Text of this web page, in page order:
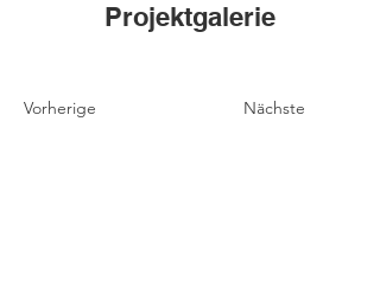
Projektgalerie
Vorherige Nächste